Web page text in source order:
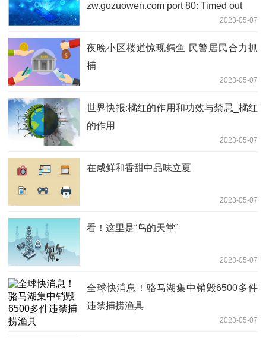
zw.gozuowen.com port 80: Timed out
2023-05-07
夜晚小区楼道惊现鳄鱼 民警居民合力抓
捕
2023-05-07
世界快报:橘红的作用和功效与禁忌_橘红
的作用
2023-05-07
在咸鲜和香甜中品味立夏
2023-05-07
看！这里是“鸟的天堂”
2023-05-07
全球快消息！骆马湖集中销毁6500多件
违禁捕捞渔具
2023-05-07